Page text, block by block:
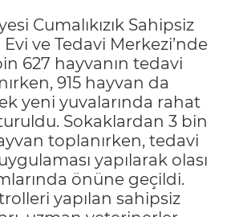
Cumalıkızık Sahipsiz
ve Tedavi Merkezi’nde
627 hayvanın tedavi
915 hayvan da
yeni yuvalarında rahat
Sokaklardan 3 bin
toplanırken, tedavi
yapılarak olası
önüne geçildi.
yapılan sahipsiz